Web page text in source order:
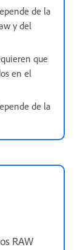
de la
y del
que
en el
de la
RAW